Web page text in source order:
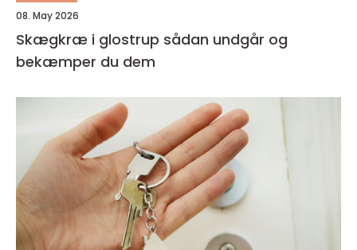
08. May 2026
Skægkræ i glostrup sådan undgår og
bekæmper du dem